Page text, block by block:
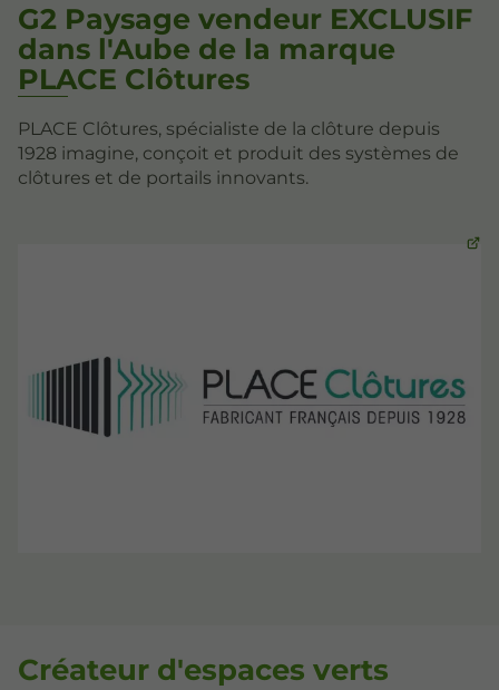
G2 Paysage vendeur EXCLUSIF
dans l'Aube de la marque
PLACE Clôtures
PLACE Clôtures, spécialiste de la clôture depuis
1928 imagine, conçoit et produit des systèmes de
clôtures et de portails innovants.
Créateur d'espaces verts